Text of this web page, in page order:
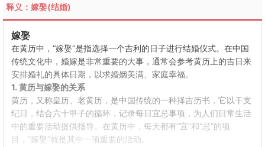
释义：嫁娶(结婚)
嫁娶
在黄历中，“嫁娶”是指选择一个吉利的日子进行结婚仪式。在中国
传统文化中，婚嫁是非常重要的大事，通常会参考黄历上的吉日来
安排婚礼的具体日期，以求婚姻美满、家庭幸福。
1. 黄历与嫁娶的关系
黄历，又称皇历、老黄历，是中国传统的一种择吉历书，它以干支
纪日，结合六十甲子的循环，记录每日宜忌事项，为人们日常生活
中的重要活动提供指导。在黄历中，每天都有“宜”和“忌”的项
目，“嫁娶”就是其中一项重要的活动。